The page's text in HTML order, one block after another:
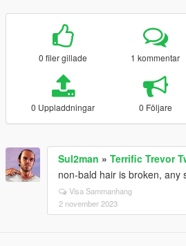
0 filer gillade 1 kommentar
0 Uppladdningar 0 Följare
Sul2man » Terrific Trevor
non-bald hair is broken, any
Visa Sammanhang
2 november 2023